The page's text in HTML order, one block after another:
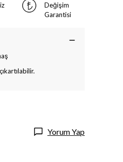
Değişim
Garantisi
Yorum Yap